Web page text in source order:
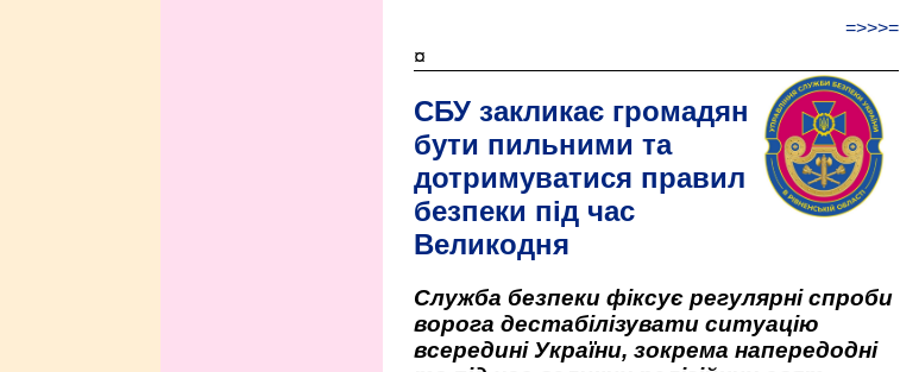
=>>>=
¤
СБУ закликає громадян
бути пильними та
дотримуватися правил
безпеки під час
Великодня
Служба безпеки фіксує регулярні спроби
ворога дестабілізувати ситуацію
всередині України, зокрема напередодні